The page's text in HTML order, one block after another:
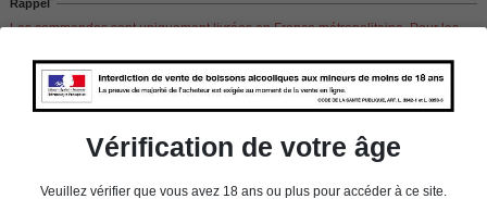
Rappel
Les commandes sont uniquement livrées en France métropolitaine. Pour les
CHERBOURG.
Vérification de votre âge
Veuillez vérifier que vous avez 18 ans ou plus pour accéder à ce site.